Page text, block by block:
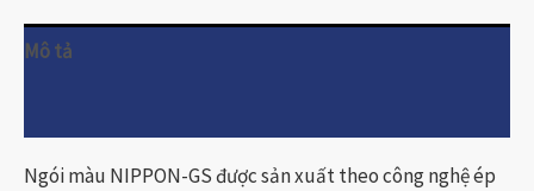
Mô tả
Ngói màu NIPPON-GS được sản xuất theo công nghệ ép